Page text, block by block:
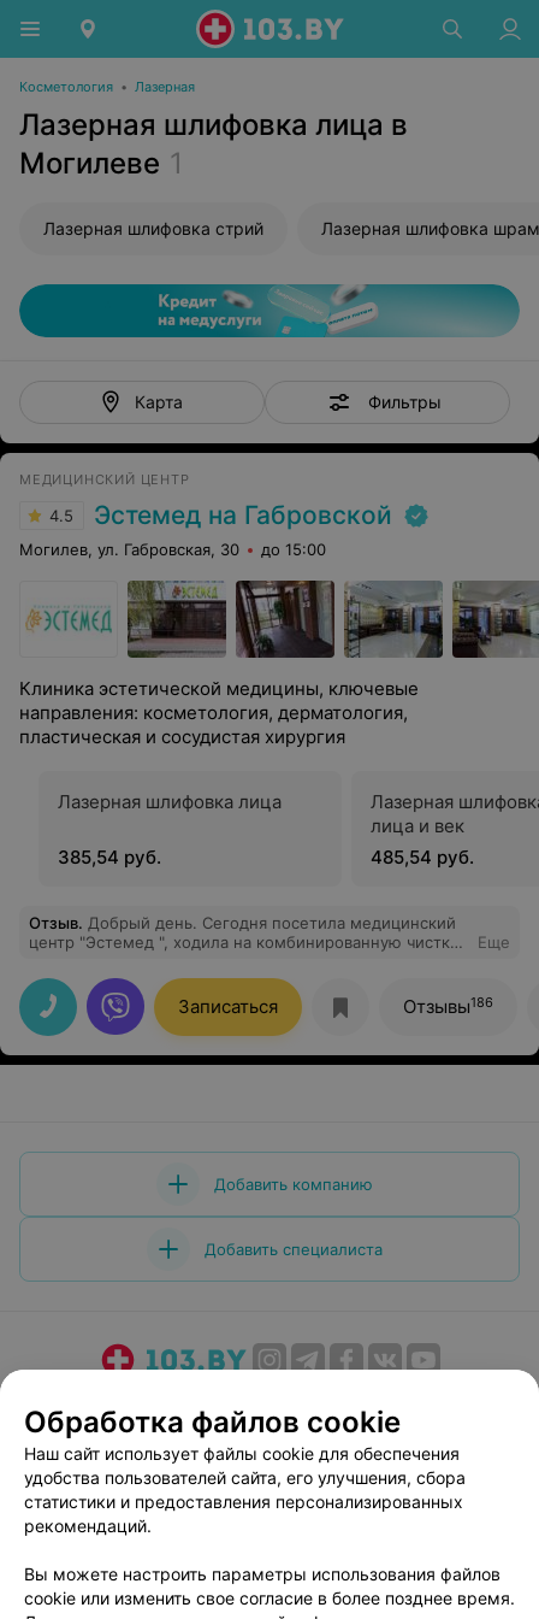
Косметология • Лазерная
Лазерная шлифовка лица в
Могилеве 1
Лазерная шлифовка стрий
Карта Фильтры
МЕДИЦИНСКИЙ ЦЕНТР
4.5 Эстемед на Габровской
Могилев, ул. Габровская, 30 до 15:00
Клиника эстетической медицины, ключевые
направления: косметология, дерматология,
пластическая и сосудистая хирургия
Лазерная шлифовка лица
385,54 руб.
Лазерная
лица и век
485,54 руб.
Отзыв. Добрый день. Сегодня посетила медицинский
центр "Эстемед ", ходила на комбинированную чистку
аккуратно и без болезненных ощущений, осталась
довольна. Мое личико вновь засияло) Спасибо
специалисту за качественную работу. Обязательно ещё
к Вам приду.
Еще
Записаться Отзывы186
Добавить компанию
Добавить специалиста
Медицинский маркетинг
Публичный договор
Пользовательское соглашение
Способы оплаты
Вакансии
Партнеры
Написать руководителю 103.by
Персональные настройки cookie
Обработка файлов cookie
Наш сайт использует файлы cookie для обеспечения
удобства пользователей сайта, его улучшения, сбора
статистики и предоставления персонализированных
рекомендаций.
Вы можете настроить параметры использования файлов
cookie или изменить свое согласие в более позднее время.